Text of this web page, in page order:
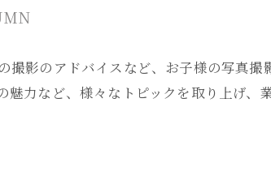
影のアドバイスなど、お子様の写真撮
力など、様々なトピックを取り上げ、